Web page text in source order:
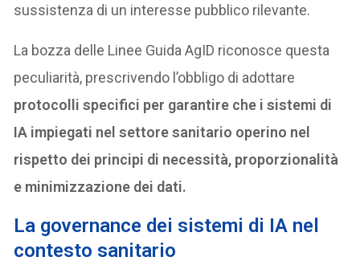
sussistenza di un interesse pubblico rilevante.
La bozza delle Linee Guida AgID riconosce questa
peculiarità, prescrivendo l’obbligo di adottare
protocolli specifici per garantire che i sistemi di
IA impiegati nel settore sanitario operino nel
rispetto dei principi di necessità, proporzionalità
e minimizzazione dei dati.
La governance dei sistemi di IA nel
contesto sanitario